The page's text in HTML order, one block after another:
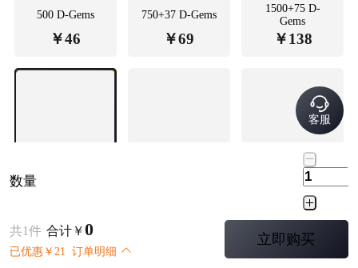
500 D-Gems
￥46
750+37 D-Gems
￥69
1500+75 D-
Gems
￥138
2500+125 D-
10000+500 D-
Gems
915
数量
共1件 合计￥0
已优惠￥ 21 订单明细
立即购买
客服